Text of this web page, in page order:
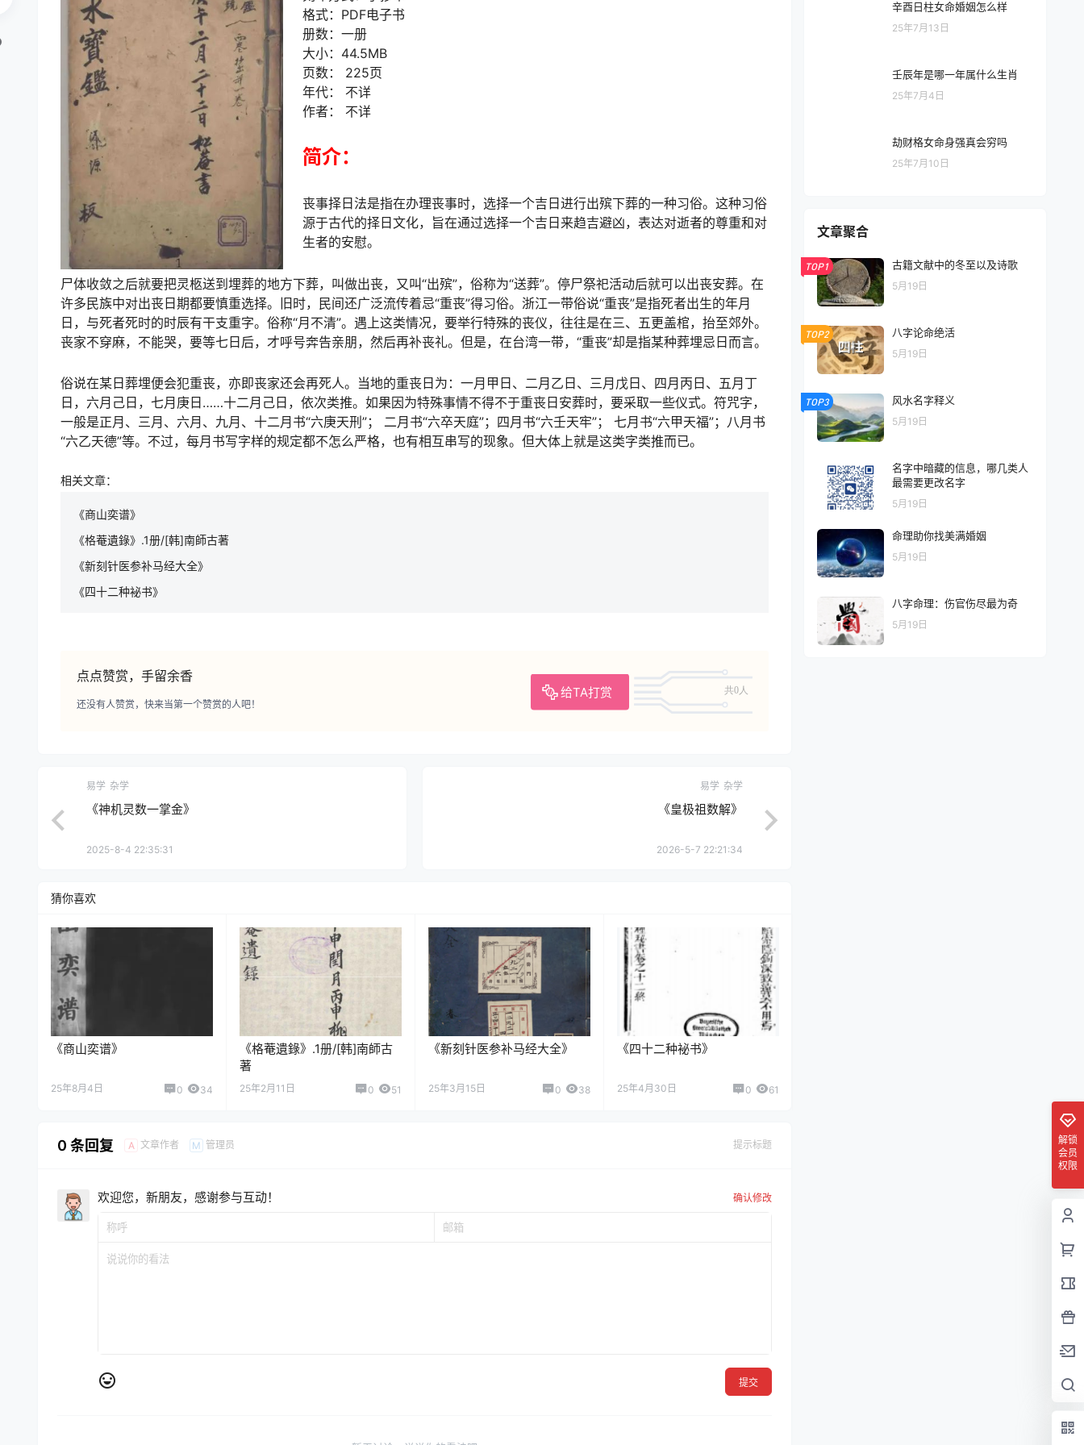
格式：PDF电子书
册数：一册
大小：44.5MB
页数： 225页
年代： 不详
作者： 不详
简介：
丧事择日法是指在办理丧事时，选择一个吉日进行出殡下葬的一种习俗。这种习俗
源于古代的择日文化，旨在通过选择一个吉日来趋吉避凶，表达对逝者的尊重和对
生者的安慰。
尸体收敛之后就要把灵柩送到埋葬的地方下葬，叫做出丧，又叫“出殡”，俗称为“送葬”。停尸祭祀活动后就可以出丧安葬。在
许多民族中对出丧日期都要慎重选择。旧时，民间还广泛流传着忌“重丧”得习俗。浙江一带俗说“重丧”是指死者出生的年月
日，与死者死时的时辰有干支重字。俗称“月不清”。遇上这类情况，要举行特殊的丧仪，往往是在三、五更盖棺，抬至郊外。
丧家不穿麻，不能哭，要等七日后，才呼号奔告亲朋，然后再补丧礼。但是，在台湾一带，“重丧”却是指某种葬埋忌日而言。
俗说在某日葬埋便会犯重丧，亦即丧家还会再死人。当地的重丧日为：一月甲日、二月乙日、三月戊日、四月丙日、五月丁
日，六月己日，七月庚日……十二月己日，依次类推。如果因为特殊事情不得不于重丧日安葬时，要采取一些仪式。符咒字，
一般是正月、三月、六月、九月、十二月书“六庚天刑”； 二月书“六卒天庭”；四月书“六壬天牢”； 七月书“六甲天福”；八月书
“六乙天德”等。不过，每月书写字样的规定都不怎么严格，也有相互串写的现象。但大体上就是这类字类推而已。
相关文章：
《商山奕谱》
《格菴遺錄》.1册/[韩]南師古著
《新刻针医参补马经大全》
《四十二种袐书》
点点赞赏，手留余香
给TA打赏 共0人
还没有人赞赏，快来当第一个赞赏的人吧！
易学 杂学
《神机灵数一掌金》
2025-8-4 22:35:31
易学 杂学
《皇极祖数解》
2026-5-7 22:21:34
猜你喜欢
《商山奕谱》
25年8月4日 0 34
《格菴遺錄》.1册/[韩]南師古
著
25年2月11日 0 51
《新刻针医参补马经大全》
25年3月15日 0 38
《四十二种袐书》
25年4月30日 0 61
0 条回复 A 文章作者 M 管理员 提示标题
欢迎您，新朋友，感谢参与互动！ 确认修改
提交
辛酉日柱女命婚姻怎么样
25年7月13日
壬辰年是哪一年属什么生肖
25年7月4日
劫财格女命身强真会穷吗
25年7月10日
文章聚合
TOP1 古籍文献中的冬至以及诗歌
5月19日
TOP2 八字论命绝活
5月19日
TOP3 风水名字释义
5月19日
名字中暗藏的信息，哪几类人
最需要更改名字
5月19日
命理助你找美满婚姻
5月19日
八字命理：伤官伤尽最为奇
5月19日
解锁
会员
权限